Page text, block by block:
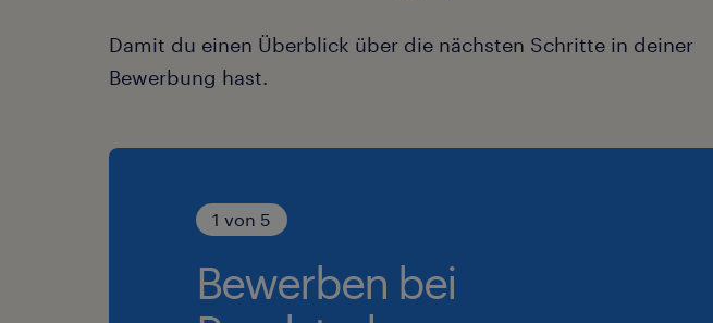
Damit du einen Überblick über die nächsten Schritte in deiner
Bewerbung hast.
1 von 5
Bewerben bei